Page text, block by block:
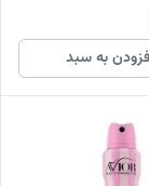
به سبد